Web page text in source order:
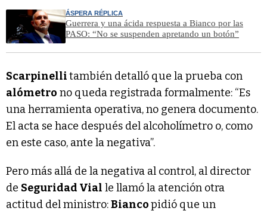
ÁSPERA RÉPLICA
Guerrera y una ácida respuesta a Bianco por las
PASO: “No se suspenden apretando un botón”
Scarpinellitambién detalló que la prueba con
alómetro no queda registrada formalmente: “Es
una herramienta operativa, no genera documento.
El acta se hace después del alcoholímetro o, como
en este caso, ante la negativa”.
Pero más allá de la negativa al control, al director
de Seguridad Vial le llamó la atención otra
actitud del ministro:Biancopidió que un